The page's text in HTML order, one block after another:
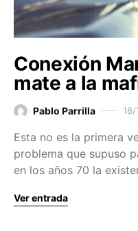
Conexión
mate a la
Pablo Parrilla 18/
Esta no es la primera
problema que supuso
en los años 70 la
Ver entrada